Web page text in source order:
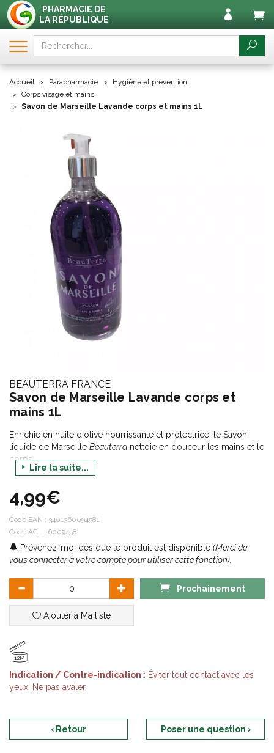
PHARMACIE DE
LA RÉPUBLIQUE
Accueil Parapharmacie
Hygiène et prévention
Corps visage et mains
Savon de Marseille Lavande corps et mains 1L
BEAUTERRA FRANCE
Savon de Marseille Lavande corps et
mains 1L
Enrichie en huile d'olive nourrissante et protectrice, le Savon
liquide de Marseille Beauterra nettoie en douceur les mains et le
corps.
Fabriqué dans la pure tradition marseillaise par un maître
au chaudron.
Naturellement riche en glycérine hydratante et en acides gras
essentiels, ce savon protège la peau de la déshydratation. .
Fabriqué par saponification d'huiles d'olive et de coprah.
Produit fabriqué à partir d'ingrédients naturels qui respectent
d'origine naturelle.
Sans conservateur, sans tensio-actifs de synthèse (sulfate), sans
paraben, sans huile de palme, sans graisses animales.
Lire la suite...
4,99€
Code EAN : 3401360094581
Code ACL : 6009458
Prévenez-moi dès que le produit est disponible (Merci de
vous connecter à votre compte pour utiliser cette fonction).
Prochainement
Ajouter à Ma liste
12M
Indication / Contre-indication : Éviter tout contact avec les
yeux, Ne pas avaler
‹ Retour Poser une question ›